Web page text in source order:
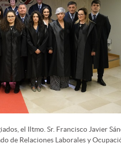
el Iltmo. Sr. Francisco Javier
de Relaciones Laborales y